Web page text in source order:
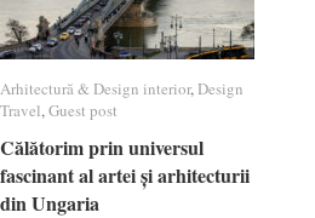
Arhitectură & Design interior,Design
Travel,Guest post
Călătorim prin universul
fascinant al artei și arhitecturii
din Ungaria
Arhitectură & Design interior Design
Travel Guest post
Călătorim prin universul
fascinant al artei și arhitecturii
din Ungaria